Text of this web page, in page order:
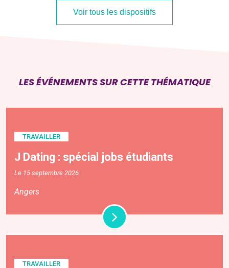
Voir tous les dispositifs
LES ÉVÉNEMENTS SUR CETTE THÉMATIQUE
TRAVAILLER
J Dating : spécial jobs étudiants
Le 15 septembre 2026
Angers
TRAVAILLER